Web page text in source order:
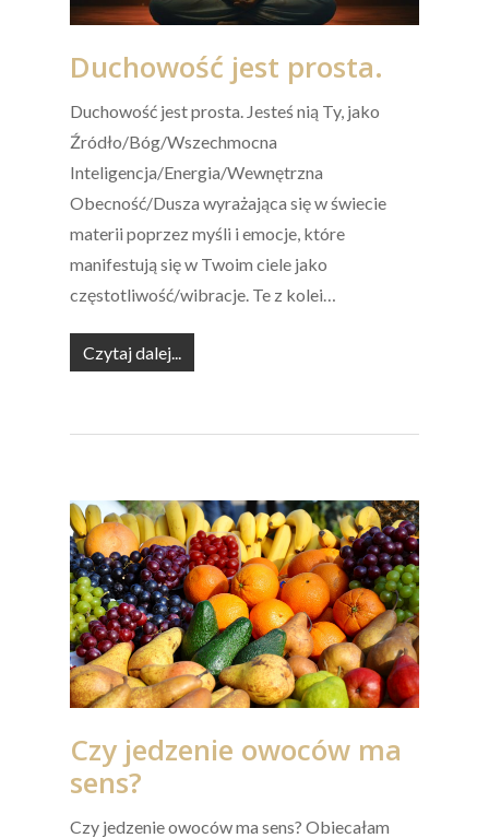
Duchowość jest prosta.
Duchowość jest prosta. Jesteś nią Ty, jako
Źródło/Bóg/Wszechmocna
Inteligencja/Energia/Wewnętrzna
Obecność/Dusza wyrażająca się w świecie
materii poprzez myśli i emocje, które
manifestują się w Twoim ciele jako
częstotliwość/wibracje. Te z kolei…
Czytaj dalej...
Czy jedzenie owoców ma
sens?
Czy jedzenie owoców ma sens? Obiecałam